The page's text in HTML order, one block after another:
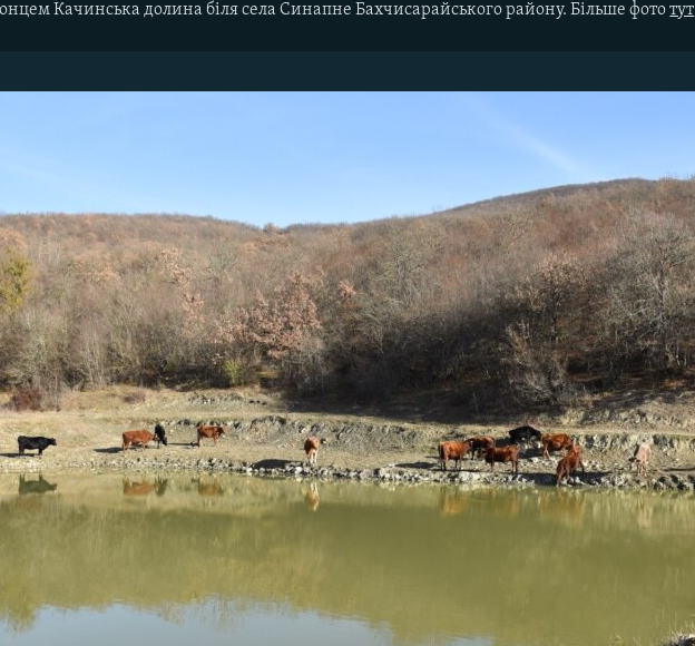
Качинська долина біля села Синапне Бахчисарайського району. Більше фототут